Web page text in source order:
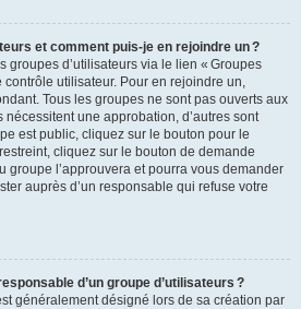
et comment puis-je en rejoindre un ?
groupes d’utilisateurs via le lien « Groupes
contrôle utilisateur. Pour en rejoindre un,
Tous les groupes ne sont pas ouverts aux
une approbation, d’autres sont
est public, cliquez sur le bouton pour le
cliquez sur le bouton de demande
groupe l’approuvera et pourra vous demander
auprès d’un responsable qui refuse votre
d’un groupe d’utilisateurs ?
généralement désigné lors de sa création par